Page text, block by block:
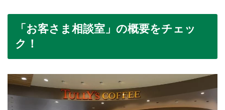
「お客さま相談室」の概要をチェッ
ク！